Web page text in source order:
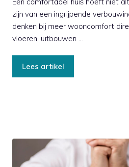
zijn van een ingrijpende
denken bij meer wooncomfort
vloeren, uitbouwen …
Lees artikel